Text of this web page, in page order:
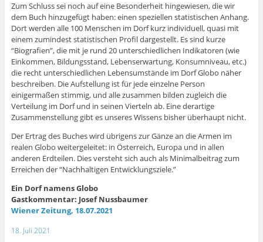
Zum Schluss sei noch auf eine Besonderheit hingewiesen, die wir
dem Buch hinzugefügt haben: einen speziellen statistischen Anhang.
Dort werden alle 100 Menschen im Dorf kurz individuell, quasi mit
einem zumindest statistischen Profil dargestellt. Es sind kurze
“Biografien”, die mit je rund 20 unterschiedlichen Indikatoren (wie
Einkommen, Bildungsstand, Lebenserwartung, Konsumniveau, etc.)
die recht unterschiedlichen Lebensumstände im Dorf Globo näher
beschreiben. Die Aufstellung ist für jede einzelne Person
einigermaßen stimmig, und alle zusammen bilden zugleich die
Verteilung im Dorf und in seinen Vierteln ab. Eine derartige
Zusammenstellung gibt es unseres Wissens bisher überhaupt nicht.
Der Ertrag des Buches wird übrigens zur Gänze an die Armen im
realen Globo weitergeleitet: in Österreich, Europa und in allen
anderen Erdteilen. Dies versteht sich auch als Minimalbeitrag zum
Erreichen der “Nachhaltigen Entwicklungsziele.”
Ein Dorf namens Globo
Gastkommentar: Josef Nussbaumer
Wiener Zeitung, 18.07.2021
18. Juli 2021